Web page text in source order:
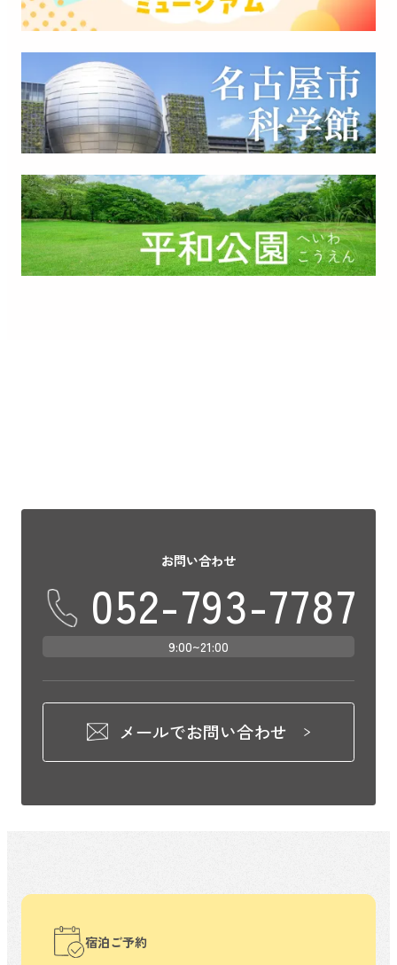
お問い合わせ
052-793-7787
9:00~21:00
メールでお問い合わせ
宿泊ご予約